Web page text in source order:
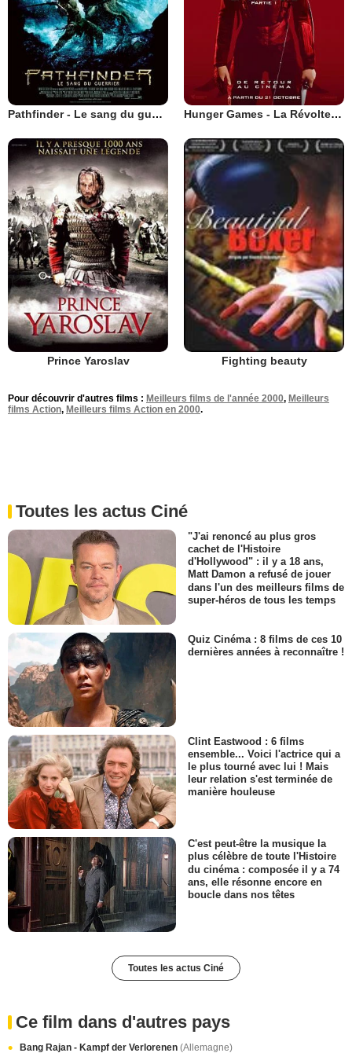
Pathfinder - Le sang du guerrier Hunger Games - La Révolte : Partie 1
Prince Yaroslav Fighting beauty
Pour découvrir d'autres films : Meilleurs films de l'année 2000, Meilleurs
films Action, Meilleurs films Action en 2000.
Toutes les actus Ciné
"J'ai renoncé au plus gros
cachet de l'Histoire
d'Hollywood" : il y a 18 ans,
Matt Damon a refusé de jouer
dans l'un des meilleurs films de
super-héros de tous les temps
Quiz Cinéma : 8 films de ces 10
dernières années à reconnaître !
Clint Eastwood : 6 films
ensemble... Voici l'actrice qui a
le plus tourné avec lui ! Mais
leur relation s'est terminée de
manière houleuse
C'est peut-être la musique la
plus célèbre de toute l'Histoire
du cinéma : composée il y a 74
ans, elle résonne encore en
boucle dans nos têtes
Toutes les actus Ciné
Ce film dans d'autres pays
Bang Rajan - Kampf der Verlorenen (Allemagne)